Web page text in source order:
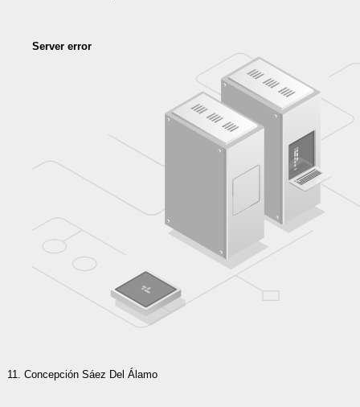
Server error
Concepción Sáez Del Álamo